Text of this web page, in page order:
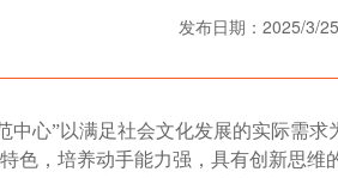
发布日期：2025/3/
中心”以满足社会文化发展的实际需
色，培养动手能力强，具有创新思维